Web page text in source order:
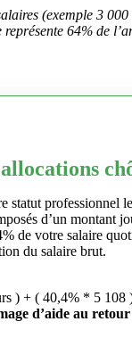
(exemple 3 000
représente 64% de
statut professionnel
d’un montant
de votre salaire
du salaire brut.
) + ( 40,4% * 5 108
d’aide au